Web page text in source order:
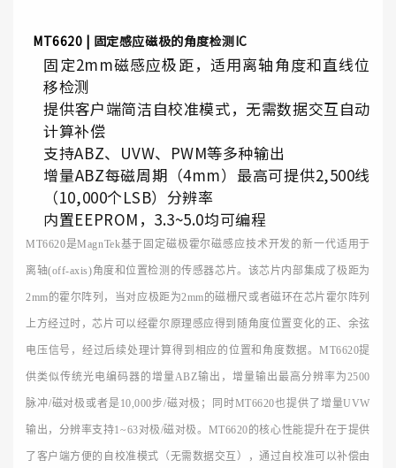
MT6620 | 固定感应磁极的角度检测IC
固定2mm磁感应极距，适用离轴角度和直线位
移检测
提供客户端简洁自校准模式，无需数据交互自动
计算补偿
支持ABZ、UVW、PWM等多种输出
增量ABZ每磁周期（4mm）最高可提供2,500线
（10,000个LSB）分辨率
内置EEPROM，3.3~5.0均可编程
MT6620是MagnTek基于固定磁极霍尔磁感应技术开发的新一代适用于
离轴(off-axis)角度和位置检测的传感器芯片。该芯片内部集成了极距为
2mm的霍尔阵列，当对应极距为2mm的磁栅尺或者磁环在芯片霍尔阵列
上方经过时，芯片可以经霍尔原理感应得到随角度位置变化的正、余弦
电压信号，经过后续处理计算得到相应的位置和角度数据。MT6620提
供类似传统光电编码器的增量ABZ输出，增量输出最高分辨率为2500
脉冲/磁对极或者是10,000步/磁对极；同时MT6620也提供了增量UVW
输出，分辨率支持1~63对极/磁对极。MT6620的核心性能提升在于提供
了客户端方便的自校准模式（无需数据交互），通过自校准可以补偿由